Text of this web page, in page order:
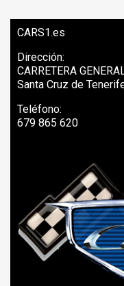
CARS1.es
Dirección:
CARRETERA
Santa Cruz de
Teléfono:
679 865 620